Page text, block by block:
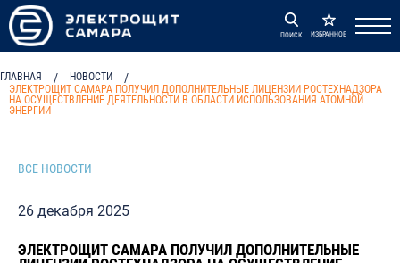
ПОИСК ИЗБРАННОЕ
ГЛАВНАЯ / НОВОСТИ /
ЭЛЕКТРОЩИТ САМАРА ПОЛУЧИЛ ДОПОЛНИТЕЛЬНЫЕ ЛИЦЕНЗИИ РОСТЕХНАДЗОРА
НА ОСУЩЕСТВЛЕНИЕ ДЕЯТЕЛЬНОСТИ В ОБЛАСТИ ИСПОЛЬЗОВАНИЯ АТОМНОЙ
ЭНЕРГИИ
ВСЕ НОВОСТИ
26 декабря 2025
ЭЛЕКТРОЩИТ САМАРА ПОЛУЧИЛ ДОПОЛНИТЕЛЬНЫЕ